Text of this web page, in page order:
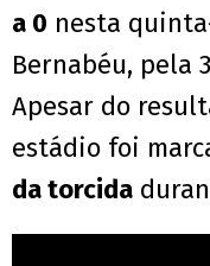
a 0 nesta
Bernabéu, pela
Apesar do
estádio foi
da torcida